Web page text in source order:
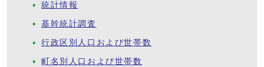
統計情報
基幹統計調査
行政区別人口および世帯数
町名別人口および世帯数